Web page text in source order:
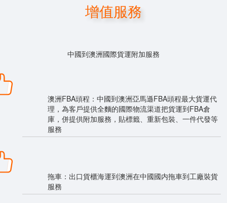
增值服務
中國到澳洲國際貨運附加服務
澳洲FBA頭程：中國到澳洲亞馬遜FBA頭程最大貨運代
理，為客戶提供全麵的國際物流渠道把貨運到FBA倉
庫，併提供附加服務，貼標籤、重新包裝、一件代發等
服務
拖車：出口貨櫃海運到澳洲在中國國内拖車到工廠裝貨
服務